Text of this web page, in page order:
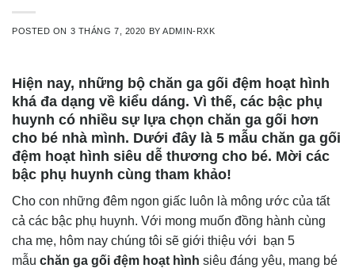
POSTED ON 3 THÁNG 7, 2020 BYADMIN-RXK
Hiện nay, những bộ chăn ga gối đệm hoạt hình
khá đa dạng về kiểu dáng. Vì thế, các bậc phụ
huynh có nhiều sự lựa chọn chăn ga gối hơn
cho bé nhà mình. Dưới đây là 5 mẫu chăn ga gối
đệm hoạt hình siêu dễ thương cho bé. Mời các
bậc phụ huynh cùng tham khảo!
Cho con những đêm ngon giấc luôn là mông ước của tất
cả các bậc phụ huynh. Với mong muốn đồng hành cùng
cha mẹ, hôm nay chúng tôi sẽ giới thiệu với bạn 5
mẫu chăn ga gối đệm hoạt hình siêu đáng yêu, mang bé